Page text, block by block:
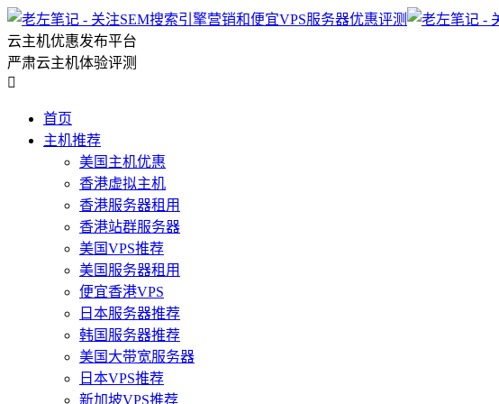
云主机优惠发布平台
严肃云主机体验评测

首页
主机推荐
美国主机优惠
香港虚拟主机
香港服务器租用
香港站群服务器
美国VPS推荐
美国服务器租用
便宜香港VPS
日本服务器推荐
韩国服务器推荐
美国大带宽服务器
日本VPS推荐
新加坡VPS推荐